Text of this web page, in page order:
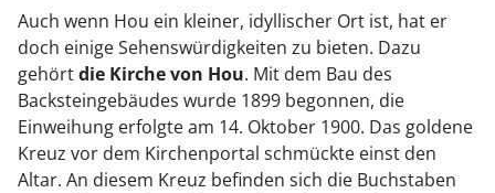
Auch wenn Hou ein kleiner, idyllischer Ort ist, hat er
doch einige Sehenswürdigkeiten zu bieten. Dazu
gehörtdie Kirche von Hou. Mit dem Bau des
Backsteingebäudes wurde 1899 begonnen, die
Einweihung erfolgte am 14. Oktober 1900. Das goldene
Kreuz vor dem Kirchenportal schmückte einst den
Altar. An diesem Kreuz befinden sich die Buchstaben